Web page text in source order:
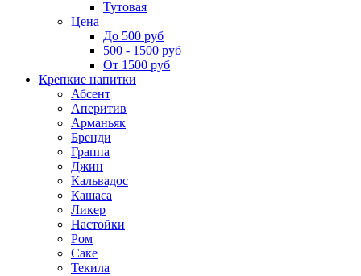
Тутовая
Цена
До 500 руб
500 - 1500 руб
От 1500 руб
Крепкие напитки
Абсент
Аперитив
Арманьяк
Бренди
Граппа
Джин
Кальвадос
Кашаса
Ликер
Настойки
Ром
Саке
Текила